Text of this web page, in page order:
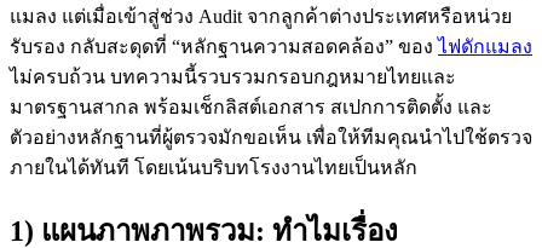
แมลง แต่เมื่อเข้าสู่ช่วง Audit จากลูกค้าต่างประเทศหรือหน่วย
รับรอง กลับสะดุดที่ “หลักฐานความสอดคล้อง” ของไฟดักแมลง
ไม่ครบถ้วน บทความนี้รวบรวมกรอบกฎหมายไทยและ
มาตรฐานสากล พร้อมเช็กลิสต์เอกสาร สเปกการติดตั้ง และ
ตัวอย่างหลักฐานที่ผู้ตรวจมักขอเห็น เพื่อให้ทีมคุณนำไปใช้ตรวจ
ภายในได้ทันที โดยเน้นบริบทโรงงานไทยเป็นหลัก
1) แผนภาพภาพรวม: ทำไมเรื่อง